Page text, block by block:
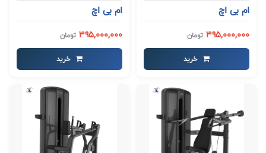
ام بی اچ
395,000,000 تومان
خرید
ام بی اچ
395,000,000 تومان
خرید